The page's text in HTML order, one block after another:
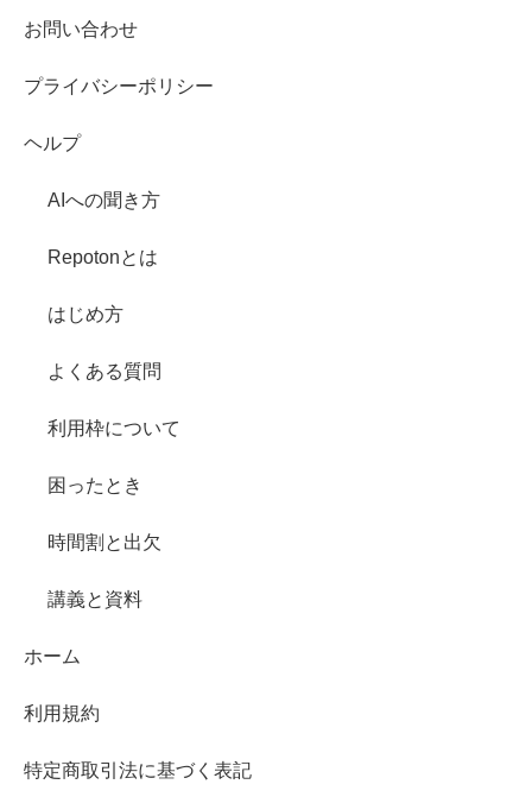
お問い合わせ
プライバシーポリシー
ヘルプ
AIへの聞き方
Repotonとは
はじめ方
よくある質問
利用枠について
困ったとき
時間割と出欠
講義と資料
ホーム
利用規約
特定商取引法に基づく表記